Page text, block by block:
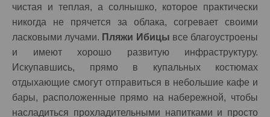
чистая и теплая, а солнышко, которое практически
никогда не прячется за облака, согревает своими
ласковыми лучами. Пляжи Ибицы все благоустроены
и имеют хорошо развитую инфраструктуру.
Искупавшись, прямо в купальных костюмах
отдыхающие смогут отправиться в небольшие кафе и
бары, расположенные прямо на набережной, чтобы
насладиться прохладительными напитками и просто